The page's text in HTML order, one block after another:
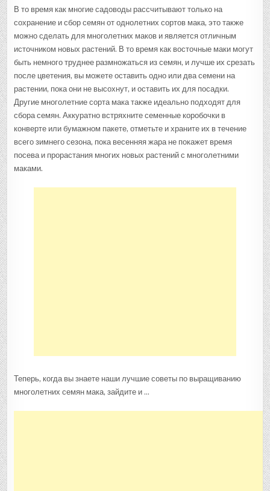
В то время как многие садоводы рассчитывают только на
сохранение и сбор семян от однолетних сортов мака, это также
можно сделать для многолетних маков и является отличным
источником новых растений. В то время как восточные маки могут
быть немного труднее размножаться из семян, и лучше их срезать
после цветения, вы можете оставить одно или два семени на
растении, пока они не высохнут, и оставить их для посадки.
Другие многолетние сорта мака также идеально подходят для
сбора семян. Аккуратно встряхните семенные коробочки в
конверте или бумажном пакете, отметьте и храните их в течение
всего зимнего сезона, пока весенняя жара не покажет время
посева и прорастания многих новых растений с многолетними
маками.
Теперь, когда вы знаете наши лучшие советы по выращиванию
многолетних семян мака, зайдите и …